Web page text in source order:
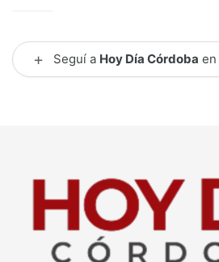
+ Seguí a Hoy Día Córdoba en